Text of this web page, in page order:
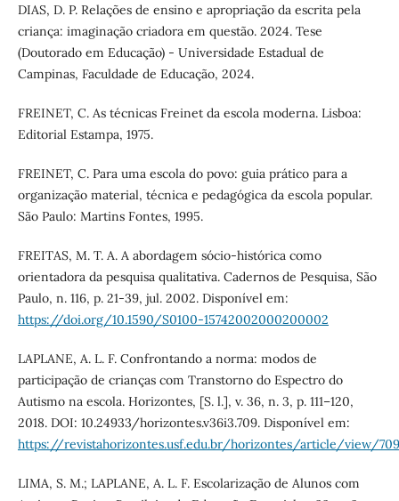
DIAS, D. P. Relações de ensino e apropriação da escrita pela
criança: imaginação criadora em questão. 2024. Tese
(Doutorado em Educação) - Universidade Estadual de
Campinas, Faculdade de Educação, 2024.
FREINET, C. As técnicas Freinet da escola moderna. Lisboa:
Editorial Estampa, 1975.
FREINET, C. Para uma escola do povo: guia prático para a
organização material, técnica e pedagógica da escola popular.
São Paulo: Martins Fontes, 1995.
FREITAS, M. T. A. A abordagem sócio-histórica como
orientadora da pesquisa qualitativa. Cadernos de Pesquisa, São
Paulo, n. 116, p. 21-39, jul. 2002. Disponível em:
https://doi.org/10.1590/S0100-15742002000200002
LAPLANE, A. L. F. Confrontando a norma: modos de
participação de crianças com Transtorno do Espectro do
Autismo na escola. Horizontes, [S. l.], v. 36, n. 3, p. 111–120,
2018. DOI: 10.24933/horizontes.v36i3.709. Disponível em:
https://revistahorizontes.usf.edu.br/horizontes/article/view/709
LIMA, S. M.; LAPLANE, A. L. F. Escolarização de Alunos com